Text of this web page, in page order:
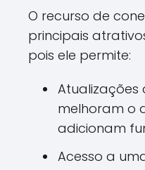
O recurso de
principais
pois ele permite:
Atualizações
melhoram o
adicionam
Acesso a